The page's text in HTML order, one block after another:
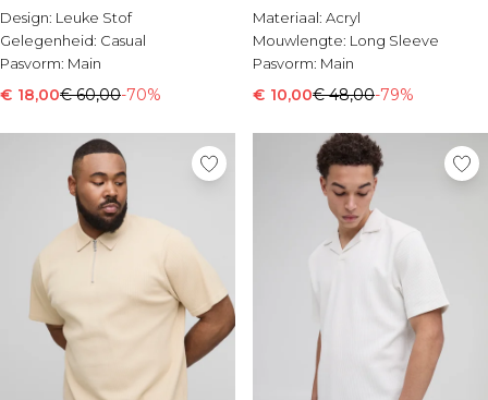
Design: Leuke Stof
Gelegenheid: Casual
Pasvorm: Main
€ 18,00€ 60,00-70%
Materiaal: Acryl
Mouwlengte: Long Sleeve
Pasvorm: Main
€ 10,00€ 48,00-79%